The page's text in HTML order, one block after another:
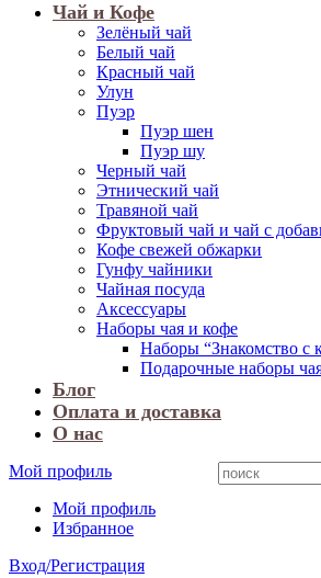
Чай и Кофе
Зелёный чай
Белый чай
Красный чай
Улун
Пуэр
Пуэр шен
Пуэр шу
Черный чай
Этнический чай
Травяной чай
Фруктовый чай и чай с
Кофе свежей обжарки
Гунфу чайники
Чайная посуда
Аксессуары
Наборы чая и кофе
Наборы “Знакомство с
Подарочные наборы
Блог
Оплата и доставка
О нас
Мой профиль
Мой профиль
Избранное
Вход/Регистрация